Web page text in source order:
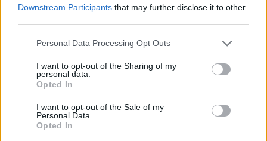
Downstream Participants that may further disclose it to other
Personal Data Processing Opt Outs
I want to opt-out of the Sharing of my
personal data.
Opted In
I want to opt-out of the Sale of my
Personal Data.
Opted In
Kriminalai
„Fūristas“ į judrią
rankinio“: vilkiko
puspriekabės ratai pakilo
Kriminalai
Niekšui panižo rankos:
vėliau ir jos nepilnametę